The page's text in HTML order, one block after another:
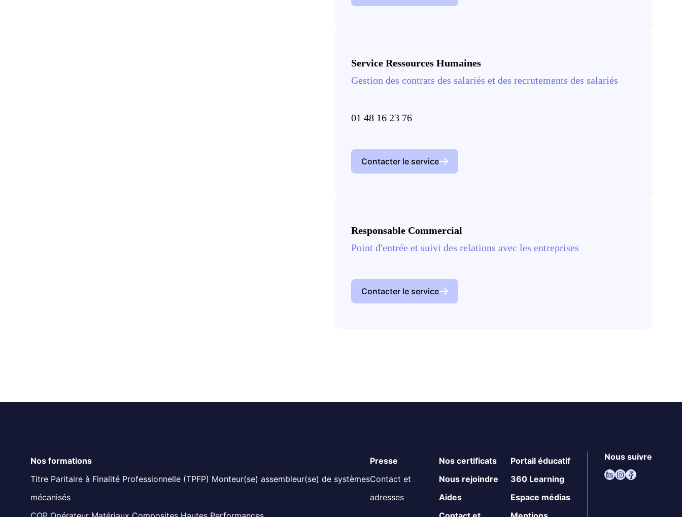
Service Ressources Humaines
Gestion des contrats des salariés et des recrutements des salariés
01 48 16 23 76
Contacter le service
Responsable Commercial
Point d'entrée et suivi des relations avec les entreprises
Contacter le service
Nos formations
Titre Paritaire à Finalité Professionnelle (TPFP) Monteur(se) assembleur(se) de systèmes
mécanisés
Presse
Contact et
adresses
Nos certificats
Nous rejoindre
Aides
Portail éducatif
360 Learning
Espace médias
Nous suivre